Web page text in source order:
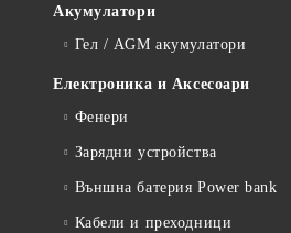
Акумулатори
Гел / AGM акумулатори
Електроника и Аксесоари
Фенери
Зарядни устройства
Външна батерия Power bank
Кабели и преходници